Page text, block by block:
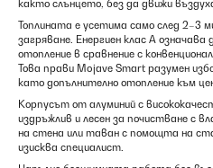
както слънцето, без да движи
Топлината е усетима само след 2–3
загряване. Енергиен клас А означава
отопление в сравнение с
Това прави Mojave Smart разумен
като допълнително отопление към
Корпусът от алуминий с
издръжлив и лесен за почистване с
на стена или таван с помощта на
изисква специалист.